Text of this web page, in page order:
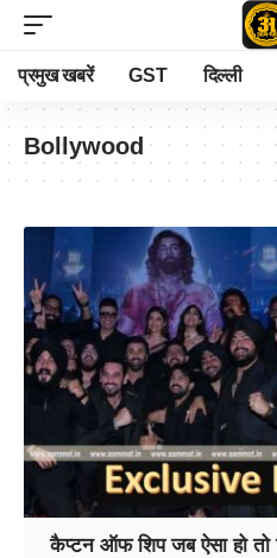
प्रमुख खबरें GST दिल्ली
Bollywood
कैप्टन ऑफ शिप जब ऐसा हो तो